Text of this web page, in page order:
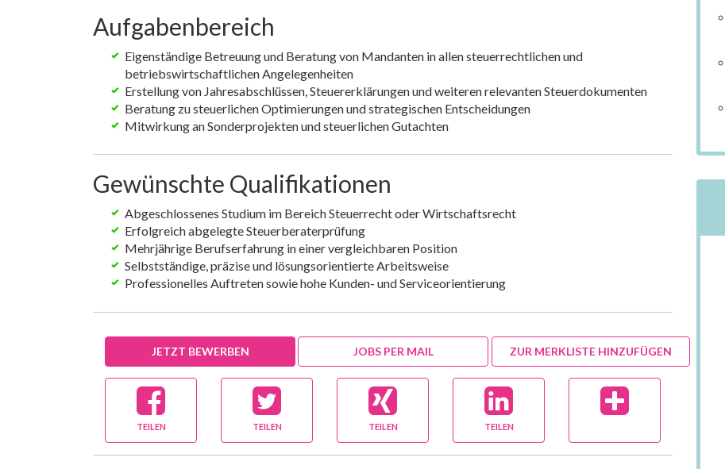
Aufgabenbereich
Eigenständige Betreuung und Beratung von Mandanten in allen steuerrechtlichen und
betriebswirtschaftlichen Angelegenheiten
Erstellung von Jahresabschlüssen, Steuererklärungen und weiteren relevanten Steuerdokumenten
Beratung zu steuerlichen Optimierungen und strategischen Entscheidungen
Mitwirkung an Sonderprojekten und steuerlichen Gutachten
Gewünschte Qualifikationen
Abgeschlossenes Studium im Bereich Steuerrecht oder Wirtschaftsrecht
Erfolgreich abgelegte Steuerberaterprüfung
Mehrjährige Berufserfahrung in einer vergleichbaren Position
Selbstständige, präzise und lösungsorientierte Arbeitsweise
Professionelles Auftreten sowie hohe Kunden- und Serviceorientierung
JETZT BEWERBEN JOBS PER MAIL ZUR MERKLISTE HINZUFÜGEN
TEILEN TEILEN TEILEN TEILEN